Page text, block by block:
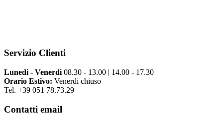
Servizio Clienti
Lunedi - Venerdi 08.30 - 13.00 | 14.00 - 17.30
Orario Estivo: Venerdi chiuso
Tel. +39 051 78.73.29
Contatti email